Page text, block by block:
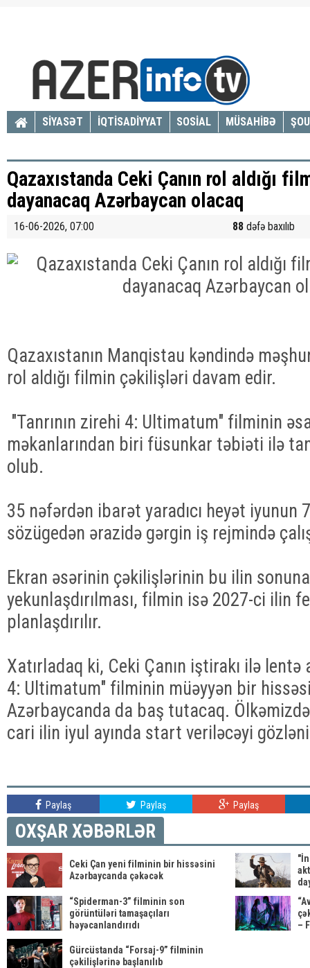
SİYASƏT İQTİSADİYYAT SOSİAL MÜSAHİBƏ
Qazaxıstanda Ceki Çanın rol aldığı
dayanacaq Azərbaycan olacaq
16-06-2026, 07:00 88 dəfə baxılıb
Qazaxıstanın Manqistau kəndində
rol aldığı filmin çəkilişləri davam edir.
"Tanrının zirehi 4: Ultimatum" filminin
məkanlarından biri füsunkar təbiəti ilə
olub.
35 nəfərdən ibarət yaradıcı heyət iyunun
sözügedən ərazidə gərgin iş rejmində
Ekran əsərinin çəkilişlərinin bu ilin
yekunlaşdırılması, filmin isə 2027-ci ilin
planlaşdırılır.
Xatırladaq ki, Ceki Çanın iştirakı ilə lentə
4: Ultimatum" filminin müəyyən bir
Azərbaycanda da baş tutacaq.
cari ilin iyul ayında start veriləcəyi
Paylaş Paylaş Paylaş
OXŞAR XƏBƏRLƏR
Ceki Çan yeni filminin bir hissəsini
Azərbaycanda çəkəcək
“Spiderman-3” filminin son
görüntüləri tamaşaçıları
həyəcanlandırıdı
–
Gürcüstanda “Forsaj-9” filminin
çəkilişlərinə başlanılıb